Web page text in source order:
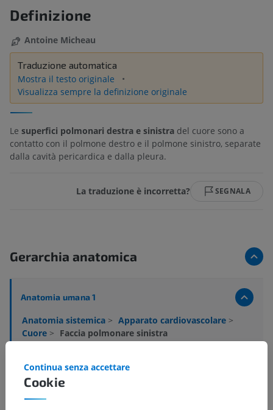
Definizione
Antoine Micheau
Traduzione automatica
Mostra il testo originale
Visualizza sempre la definizione originale
Le superfici polmonari destra e sinistra del cuore sono a
contatto con il polmone destro e il polmone sinistro, separate
dalla cavità pericardica e dalla pleura.
La traduzione è incorretta? SEGNALA
Gerarchia anatomica
Anatomia umana 1
Anatomia sistemica > Apparato cardiovascolare >
Cuore > Faccia polmonare sinistra
soggiacenti per questa parte anatomica
Cookie
Continua senza accettare